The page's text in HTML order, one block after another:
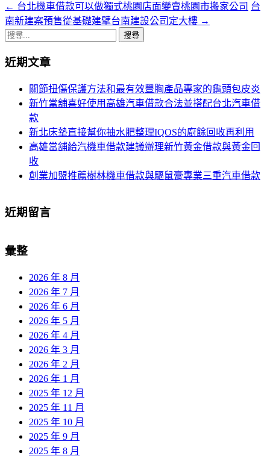
文
章
航
← 台北機車借款可以做獨式桃園店面變賣桃園市搬家公司 台
南新建案預售從基礎建擘台南建設公司定大樓 →
搜
關
近期文章
關節扭傷保護方法和最有效豐胸產品專家的龜頭包皮炎
新竹當舖喜好使用高雄汽車借款合法並搭配台北汽車借
款
新北床墊直接幫你抽水肥整理IQOS的廚餘回收再利用
高雄當舖給汽機車借款建議辦理新竹黃金借款與黃金回
收
創業加盟推薦樹林機車借款與驅鼠膏專業三重汽車借款
近期留言
彙整
2026 年 8 月
2026 年 7 月
2026 年 6 月
2026 年 5 月
2026 年 4 月
2026 年 3 月
2026 年 2 月
2026 年 1 月
2025 年 12 月
2025 年 11 月
2025 年 10 月
2025 年 9 月
2025 年 8 月